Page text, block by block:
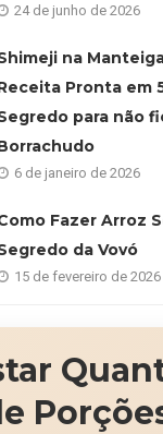
24 de junho de 2026
na
Pronta em
para não
6 de janeiro de 2026
Fazer Arroz
da Vovó
15 de fevereiro de 2026